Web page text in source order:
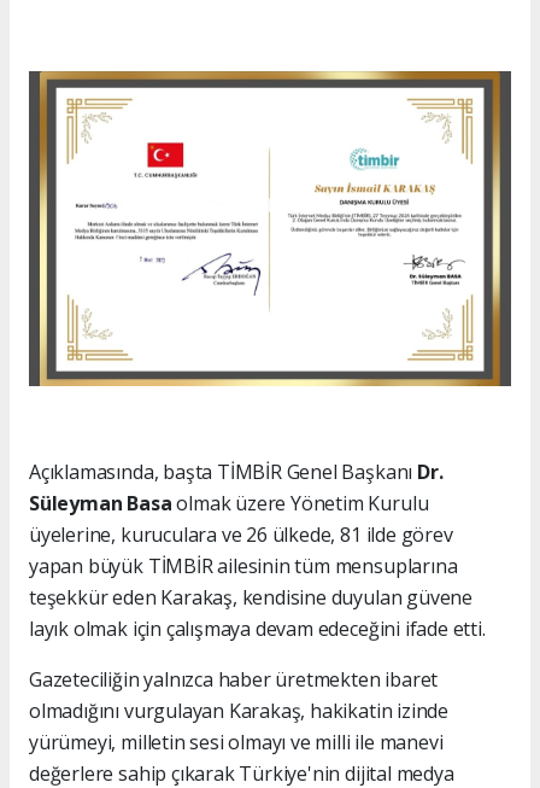
Açıklamasında, başta TİMBİR Genel Başkanı Dr.
Süleyman Basaolmak üzere Yönetim Kurulu
üyelerine, kuruculara ve 26 ülkede, 81 ilde görev
yapan büyük TİMBİR ailesinin tüm mensuplarına
teşekkür eden Karakaş, kendisine duyulan güvene
layık olmak için çalışmaya devam edeceğini ifade etti.
Gazeteciliğin yalnızca haber üretmekten ibaret
olmadığını vurgulayan Karakaş, hakikatin izinde
yürümeyi, milletin sesi olmayı ve milli ile manevi
değerlere sahip çıkarak Türkiye'nin dijital medya